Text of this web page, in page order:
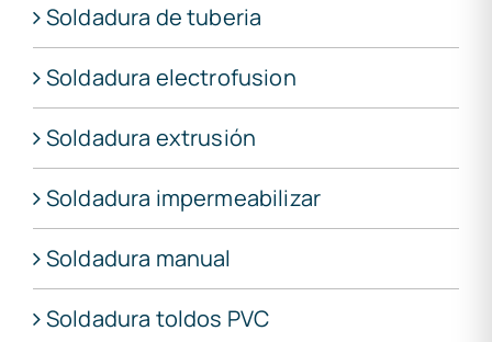
Soldadura de tuberia
Soldadura electrofusion
Soldadura extrusión
Soldadura impermeabilizar
Soldadura manual
Soldadura toldos PVC